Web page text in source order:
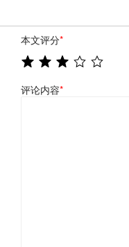
本文评分*
评论内容*